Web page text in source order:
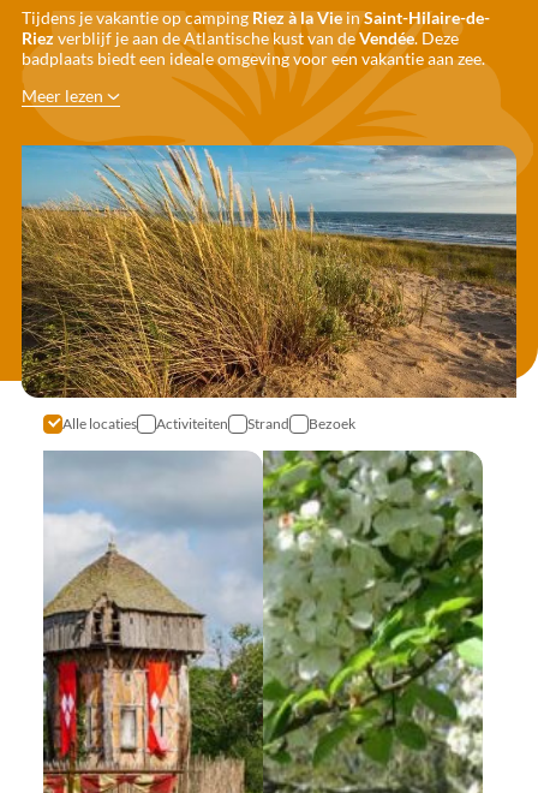
Tijdens je vakantie op campingRiez à la VieinSaint-Hilaire-de-
Riezverblijf je aan de Atlantische kust van deVendée. Deze
badplaats biedt een ideale omgeving voor een vakantie aan zee.
Meer lezen
Alle locaties Activiteiten Strand Bezoek